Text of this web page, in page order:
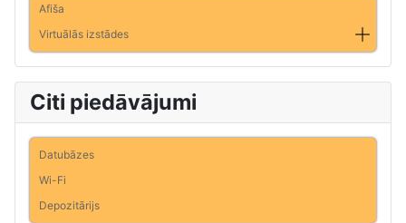
Afiša
Virtuālās izstādes
Citi piedāvājumi
Datubāzes
Wi-Fi
Depozitārijs